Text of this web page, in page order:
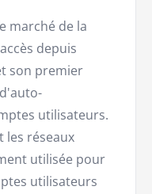
marché de la
depuis
son premier
utilisateurs.
les réseaux
utilisée pour
utilisateurs